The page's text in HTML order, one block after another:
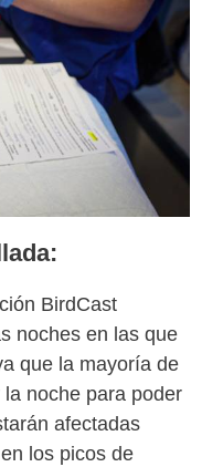
:
BirdCast
noches en las que
que la mayoría de
noche para poder
afectadas
los picos de